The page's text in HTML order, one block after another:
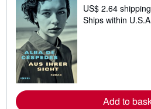
US$ 2.64 shipping
Ships within
Add to